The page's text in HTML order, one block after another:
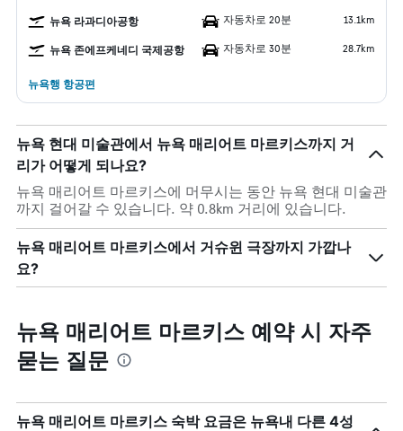
뉴욕 라과디아공항 자동차로 20분 13.1km
뉴욕 존에프케네디 국제공항 자동차로 30분 28.7km
뉴욕행 항공편
뉴욕 현대 미술관에서 뉴욕 매리어트 마르키스까지 거
리가 어떻게 되나요?
뉴욕 매리어트 마르키스에 머무시는 동안 뉴욕 현대 미술관
까지 걸어갈 수 있습니다. 약 0.8km 거리에 있습니다.
뉴욕 매리어트 마르키스에서 거슈윈 극장까지 가깝나
요?
뉴욕 매리어트 마르키스 예약 시 자주
묻는 질문
뉴욕 매리어트 마르키스 숙박 요금은 뉴욕내 다른 4성